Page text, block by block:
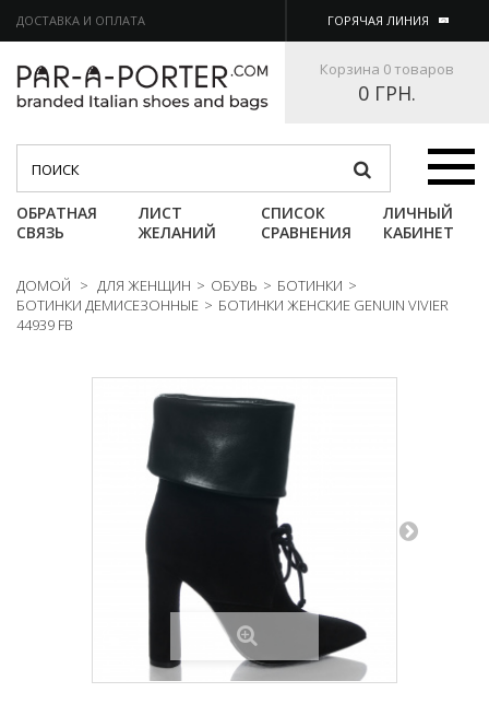
ДОСТАВКА И ОПЛАТА ГОРЯЧАЯ ЛИНИЯ
Корзина 0 товаров
0 ГРН.
Категории
ОБРАТНАЯ
СВЯЗЬ
ЛИСТ
ЖЕЛАНИЙ
СПИСОК
СРАВНЕНИЯ
ЛИЧНЫЙ
КАБИНЕТ
ДОМОЙ > ДЛЯ ЖЕНЩИН > ОБУВЬ > БОТИНКИ >
БОТИНКИ ДЕМИСЕЗОННЫЕ > БОТИНКИ ЖЕНСКИЕ GENUIN VIVIER
44939 FB